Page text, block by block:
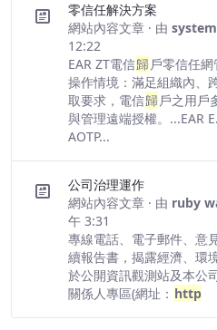
零信任解決方案
網站內容文章 · 由
12:22
EAR ZT電信歸戶零信任
操作情境：滿足組織內、
取要求，電信歸戶之用戶
與管理遠端授權。...EAR
AOTP...
公司治理運作
網站內容文章 · 由 ruby
午 3:31
專線電話、電子郵件、意
續報告書，揭露經濟、環
於公開資訊觀測站及本公
關係人專區(網址： http